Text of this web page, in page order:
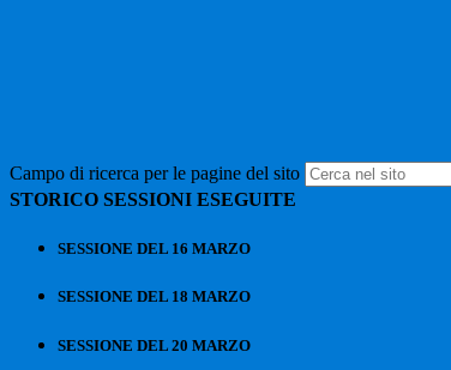
Campo di ricerca per le pagine del sito
STORICO SESSIONI ESEGUITE
SESSIONE DEL 16 MARZO
SESSIONE DEL 18 MARZO
SESSIONE DEL 20 MARZO